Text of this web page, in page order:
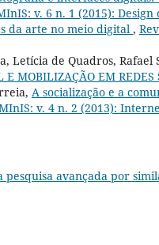
v. 6 n. 1 (2015): Design
da arte no meio digital ,
Letícia de Quadros,
MOBILIZAÇÃO EM REDES
A socialização e a
v. 4 n. 2 (2013):
pesquisa avançada por